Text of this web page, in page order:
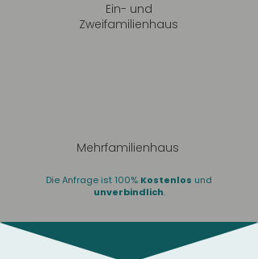
Ein- und
Zweifamilienhaus
Mehrfamilienhaus
Die Anfrage ist 100% Kostenlos und
unverbindlich.